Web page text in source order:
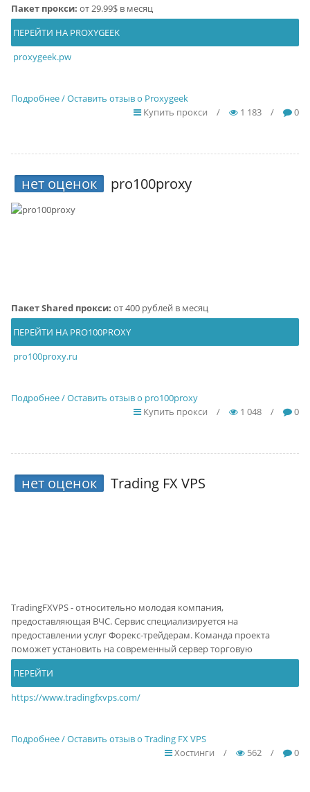
Пакет прокси: от 29.99$ в месяц
ПЕРЕЙТИ НА PROXYGEEK
proxygeek.pw
Подробнее / Оставить отзыв о Proxygeek
Купить прокси
/ 1 183 / 0
нет оценок pro100proxy
Пакет Shared прокси: от 400 рублей в месяц
ПЕРЕЙТИ НА PRO100PROXY
pro100proxy.ru
Подробнее / Оставить отзыв о pro100proxy
Купить прокси
/ 1 048 / 0
нет оценок Trading FX VPS
TradingFXVPS - относительно молодая компания,
предоставляющая ВЧС. Сервис специализируется на
предоставлении услуг Форекс-трейдерам. Команда проекта
поможет установить на современный сервер торговую
ПЕРЕЙТИ
https://www.tradingfxvps.com/
Подробнее / Оставить отзыв о Trading FX VPS
Хостинги
/ 562 / 0